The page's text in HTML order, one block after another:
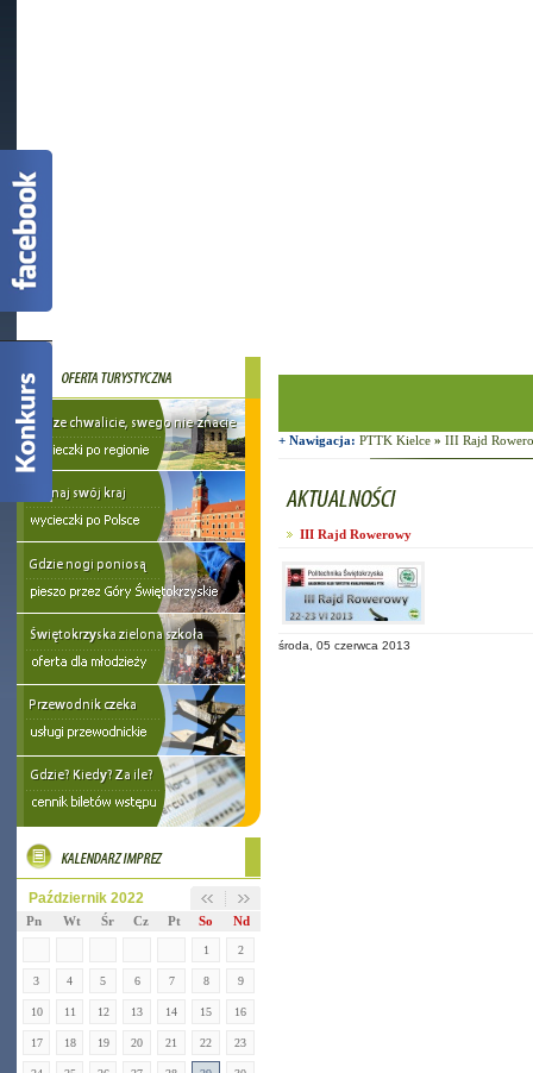
Październik 2022
Pn Wt Śr Cz Pt So Nd
1 2
3 4 5 6 7 8 9
10 11 12 13 14 15 16
17 18 19 20 21 22 23
+ Nawigacja: PTTK Kielce » III Rajd
III Rajd Rowerowy
środa, 05 czerwca 2013